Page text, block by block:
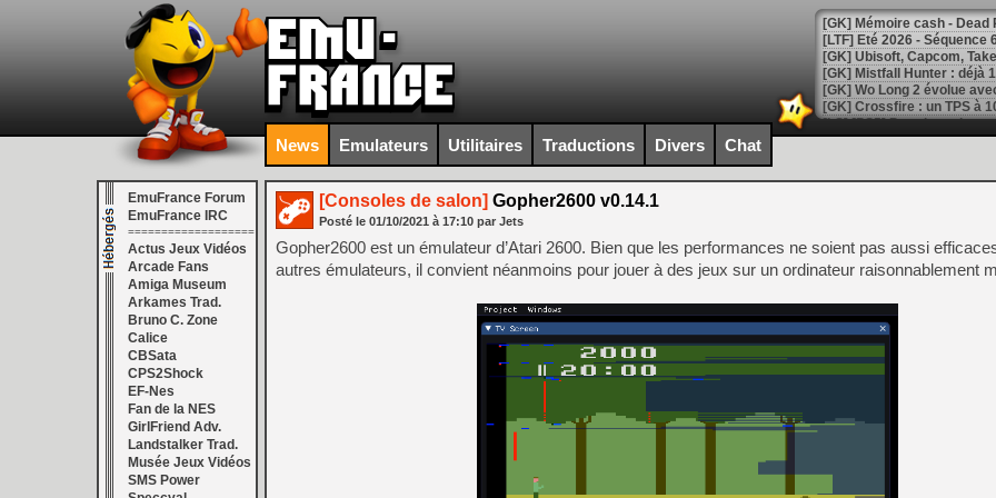
[LTF] Eté 2026 - Séquence
[GK] Mistfall Hunter : déjà
[GK] Wo Long 2 évolue
[GK] Crossfire : un TPS à
[LS] [PS5] Premiers
[Mo5] DOOM arrive en
[GK] Bethesda fête les 30
[GK] Roblox : l'action en
[GK] Agenda - GeForce
[GK] Devolver Digital en a
[LS] [PS5] ps5-y2jb-
[GK] Pourquoi Marvel
[GK] Test : Restory : Chill
[GK] GTA 6 : Rockstar
[GK] Hot Wheels Infinite
[GK] Mémoire cash -
News Emulateurs Utilitaires Traductions Divers Chat
EmuFrance Forum
EmuFrance IRC
===================
Actus Jeux Vidéos
Arcade Fans
Amiga Museum
Arkames Trad.
Bruno C. Zone
Calice
CBSata
CPS2Shock
EF-Nes
Fan de la NES
GirlFriend Adv.
Landstalker Trad.
Musée Jeux Vidéos
SMS Power
[Consoles de salon] Gopher2600 v0.14.1
Posté le 01/10/2021 à 17:10 par Jets
Gopher2600 est un émulateur d’Atari 2600. Bien que les performances ne soient pas aussi
autres émulateurs, il convient néanmoins pour jouer à des jeux sur un ordinateur raisonnablement